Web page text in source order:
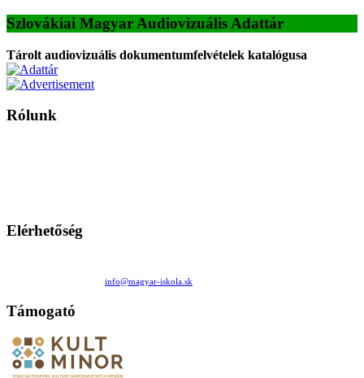
Szlovákiai Magyar Audiovizuális Adattár
Tárolt audiovizuális dokumentumfelvételek katalógusa
Rólunk
Elérhetőség
info@magyar-iskola.sk
Támogató